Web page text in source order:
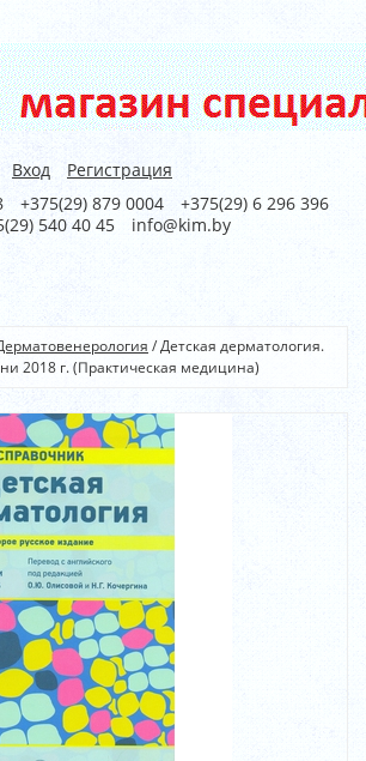
Вход
Регистрация
+375(29) 879 0004
+375(29) 6 296 396
540 40 45
info@kim.by
/Детская дерматология.
2018 г. (Практическая медицина)